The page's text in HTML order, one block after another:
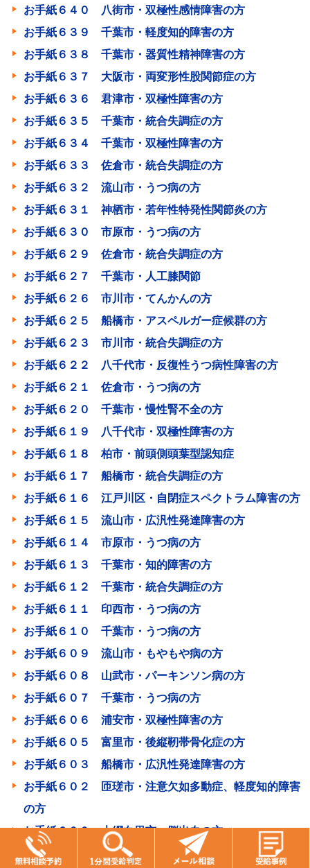
お手紙６４０ 八街市・双極性感情障害の方
お手紙６３９ 千葉市・軽度知的障害の方
お手紙６３８ 千葉市・器質性精神障害の方
お手紙６３７ 大阪市・両変形性股関節症の方
お手紙６３６ 君津市・双極性障害の方
お手紙６３５ 千葉市・統合失調症の方
お手紙６３４ 千葉市・双極性障害の方
お手紙６３３ 佐倉市・統合失調症の方
お手紙６３２ 流山市・うつ病の方
お手紙６３１ 神栖市・若年性特発性関節炎の方
お手紙６３０ 市原市・うつ病の方
お手紙６２９ 佐倉市・統合失調症の方
お手紙６２７ 千葉市・人工膝関節
お手紙６２６ 市川市・てんかんの方
お手紙６２５ 船橋市・アスペルガー症候群の方
お手紙６２３ 市川市・統合失調症の方
お手紙６２２ 八千代市・反復性うつ病性障害の方
お手紙６２１ 佐倉市・うつ病の方
お手紙６２０ 千葉市・慢性腎不全の方
お手紙６１９ 八千代市・双極性障害の方
お手紙６１８ 柏市・前頭側頭葉型認知症
お手紙６１７ 船橋市・統合失調症の方
お手紙６１６ 江戸川区・自閉症スペクトラム障害の方
お手紙６１５ 流山市・広汎性発達障害の方
お手紙６１４ 市原市・うつ病の方
お手紙６１３ 千葉市・知的障害の方
お手紙６１２ 千葉市・統合失調症の方
お手紙６１１ 印西市・うつ病の方
お手紙６１０ 千葉市・うつ病の方
お手紙６０９ 流山市・もやもや病の方
お手紙６０８ 山武市・パーキンソン病の方
お手紙６０７ 千葉市・うつ病の方
お手紙６０６ 浦安市・双極性障害の方
お手紙６０５ 富里市・後縦靭帯骨化症の方
お手紙６０３ 船橋市・広汎性発達障害の方
お手紙６０２ 匝瑳市・注意欠如多動症、軽度知的障害
の方
お手紙６００ 大網白里市・脳出血の方
お手紙５９９ 千葉市・うつ病の方